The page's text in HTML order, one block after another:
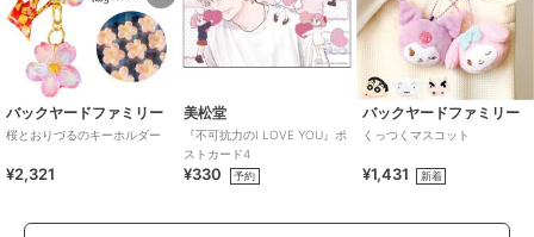
バックヤードファミリー
桜とおりづるのキーホルダー
¥2,321
美松堂
『不可抗力のI LOVE YOU』ポ
ストカード4
¥330 予約
バックヤードファミリー
くっつくマスコット
¥1,431 新着